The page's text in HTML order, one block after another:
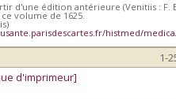
d'une édition antérieure (Venitiis :
volume de 1625.
histmed/
1-
d'imprimeur]